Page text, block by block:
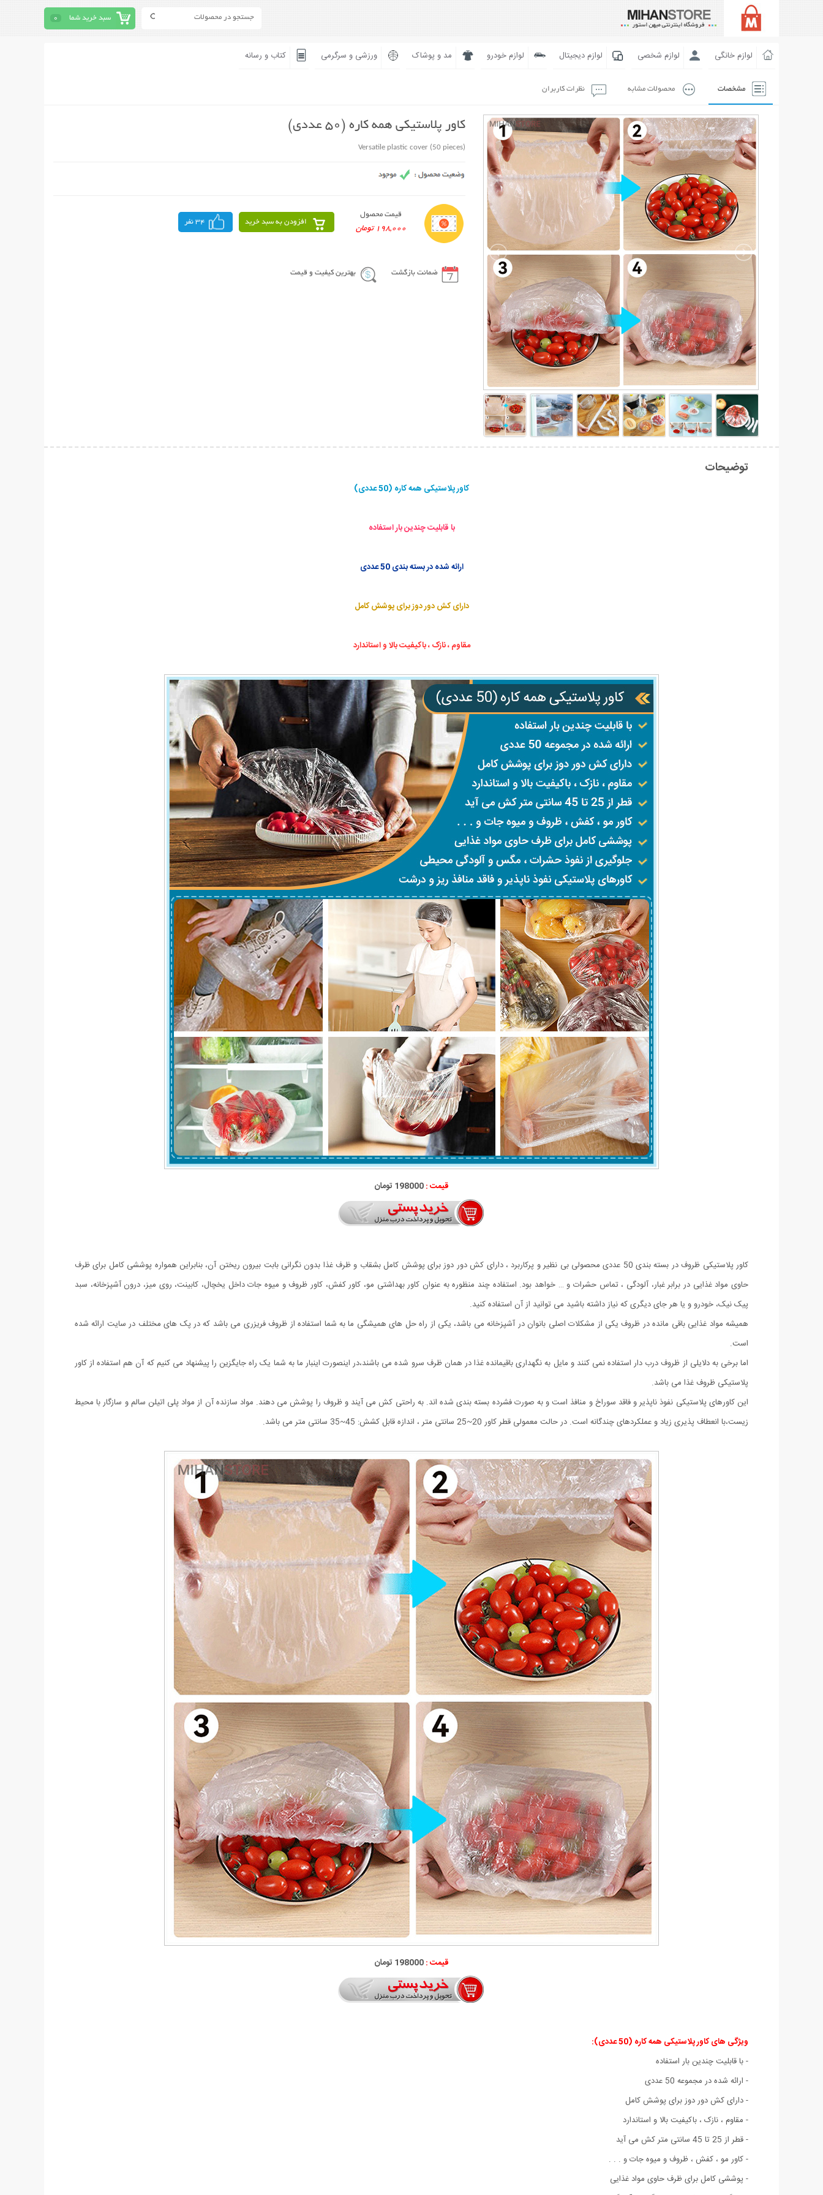
سبد خرید شما 0
لوازم خانگی لوازم شخصی لوازم دیجیتال لوازم خودرو مد و پوشاک ورزشی و سرگرمی کتاب و رسانه
مشخصات محصولات مشابه نظرات کاربران
کاور پلاستیکی همه کاره (50 عددی)
Versatile plastic cover (50 pieces)
قیمت محصول
198,000 تومان
افزودن به سبد خرید 34 نفر
ضمانت بازگشت بهترین کیفیت و قیمت
توضیحات
کاور پلاستیکی همه کاره (50 عددی)
با قابلیت چندین بار استفاده
ارائه شده در بسته بندی 50 عددی
دارای کش دور دوز برای پوشش کامل
مقاوم ، نازک ، باکیفیت بالا و استاندارد
قیمت :198000 تومان
کاور پلاستیکی ظروف در بسته بندی 50 عددی محصولی بی نظیر و پرکاربرد ، دارای کش دور دوز برای پوشش کامل بشقاب و ظرف غذا بدون نگرانی بابت بیرون ریختن آن، بنابراین همواره پوششی کامل برای ظرف
حاوی مواد غذایی در برابر غبار، آلودگی ، تماس حشرات و … خواهد بود. استفاده چند منظوره به عنوان کاور بهداشتی مو، کاور کفش، کاور ظروف و میوه جات داخل یخچال، کابینت، روی میز، درون آشپزخانه، سبد
پیک نیک، خودرو و یا هر جای دیگری که نیاز داشته باشید می توانید از آن استفاده کنید.
همیشه مواد غذایی باقی مانده در ظروف یکی از مشکلات اصلی بانوان در آشپزخانه می باشد، یکی از راه حل های همیشگی ما به شما استفاده از ظروف فریزری می باشد که در پک های مختلف در سایت ارائه شده
است.
اما برخی به دلایلی از ظروف درب دار استفاده نمی کنند و مایل به نگهداری باقیمانده غذا در همان ظرف سرو شده می باشند،در اینصورت اینبار ما به شما یک راه جایگزین را پیشنهاد می کنیم که آن هم استفاده از کاور
پلاستیکی ظروف غذا می باشد.
این کاورهای پلاستیکی نفوذ ناپذیر و فاقد سوراخ و منافذ است و به صورت فشرده بسته بندی شده اند. به راحتی کش می آیند و ظروف را پوشش می دهند. مواد سازنده آن از مواد پلی اتیلن سالم و سازگار با محیط
زیست،با انعطاف پذیری زیاد و عملکردهای چندگانه است. در حالت معمولی قطر کاور 20~25 سانتی متر ، اندازه قابل کشش: 45~35 سانتی متر می باشد.
قیمت :198000 تومان
ویژگی های کاور پلاستیکی همه کاره (50 عددی):
- با قابلیت چندین بار استفاده
- ارائه شده در مجموعه 50 عددی
- دارای کش دور دوز برای پوشش کامل
- مقاوم ، نازک ، باکیفیت بالا و استاندارد
- قطر از 25 تا 45 سانتی متر کش می آید
- کاور مو ، کفش ، ظروف و میوه جات و . . .
- پوششی کامل برای ظرف حاوی مواد غذایی